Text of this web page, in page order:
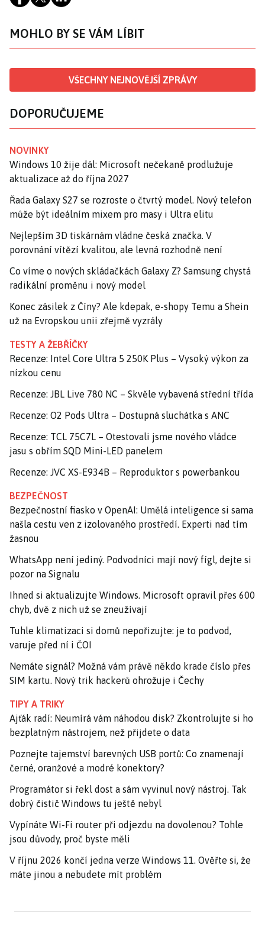
MOHLO BY SE VÁM LÍBIT
VŠECHNY NEJNOVĚJŠÍ ZPRÁVY
DOPORUČUJEME
NOVINKY
Windows 10 žije dál: Microsoft nečekaně prodlužuje
aktualizace až do října 2027
Řada Galaxy S27 se rozroste o čtvrtý model. Nový telefon
může být ideálním mixem pro masy i Ultra elitu
Nejlepším 3D tiskárnám vládne česká značka. V
porovnání vítězí kvalitou, ale levná rozhodně není
Co víme o nových skládačkách Galaxy Z? Samsung chystá
radikální proměnu i nový model
Konec zásilek z Číny? Ale kdepak, e-shopy Temu a Shein
už na Evropskou unii zřejmě vyzrály
TESTY A ŽEBŘÍČKY
Recenze: Intel Core Ultra 5 250K Plus – Vysoký výkon za
nízkou cenu
Recenze: JBL Live 780 NC – Skvěle vybavená střední třída
Recenze: O2 Pods Ultra – Dostupná sluchátka s ANC
Recenze: TCL 75C7L – Otestovali jsme nového vládce
jasu s obřím SQD Mini-LED panelem
Recenze: JVC XS-E934B – Reproduktor s powerbankou
BEZPEČNOST
Bezpečnostní fiasko v OpenAI: Umělá inteligence si sama
našla cestu ven z izolovaného prostředí. Experti nad tím
žasnou
WhatsApp není jediný. Podvodníci mají nový fígl, dejte si
pozor na Signalu
Ihned si aktualizujte Windows. Microsoft opravil přes 600
chyb, dvě z nich už se zneužívají
Tuhle klimatizaci si domů nepořizujte: je to podvod,
varuje před ní i ČOI
Nemáte signál? Možná vám právě někdo krade číslo přes
SIM kartu. Nový trik hackerů ohrožuje i Čechy
TIPY A TRIKY
Ajťák radí: Neumírá vám náhodou disk? Zkontrolujte si ho
bezplatným nástrojem, než přijdete o data
Poznejte tajemství barevných USB portů: Co znamenají
černé, oranžové a modré konektory?
Programátor si řekl dost a sám vyvinul nový nástroj. Tak
dobrý čistič Windows tu ještě nebyl
Vypínáte Wi-Fi router při odjezdu na dovolenou? Tohle
jsou důvody, proč byste měli
V říjnu 2026 končí jedna verze Windows 11. Ověřte si, že
máte jinou a nebudete mít problém